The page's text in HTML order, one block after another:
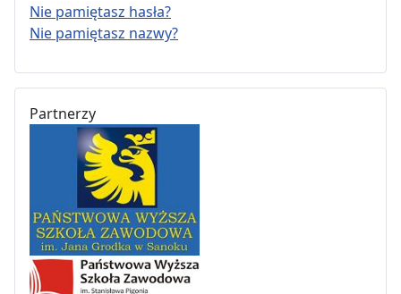
Nie pamiętasz hasła?
Nie pamiętasz nazwy?
Partnerzy